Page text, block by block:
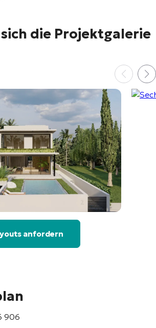
sich die Projektgalerie
anfordern
906